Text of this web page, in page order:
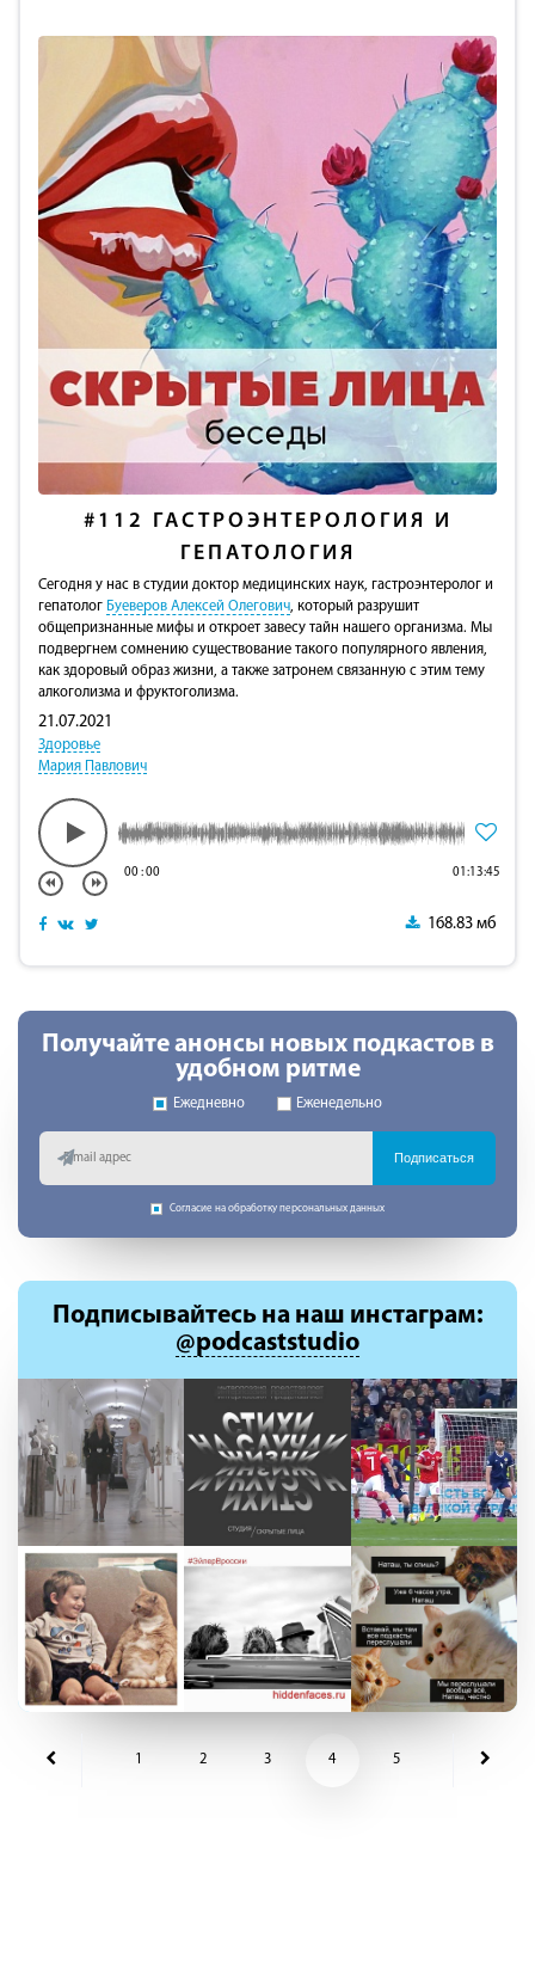
#112
ГАСТРОЭНТЕРОЛОГИЯ И
ГЕПАТОЛОГИЯ
Сегодня у нас в студии доктор медицинских наук, гастроэнтеролог и
гепатолог Буеверов Алексей Олегович, который разрушит
общепризнанные мифы и откроет завесу тайн нашего организма. Мы
подвергнем сомнению существование такого популярного явления,
как здоровый образ жизни, а также затронем связанную с этим тему
алкоголизма и фруктоголизма.
21.07.2021
Здоровье
Мария Павлович
00:00 01:13:45
168.83 мб
Получайте анонсы новых подкастов в
удобном ритме
Ежедневно Еженедельно
Подписаться
Согласие на обработку персональных данных
Подписывайтесь на наш инстаграм:
@podcaststudio
1 2 3 4 5